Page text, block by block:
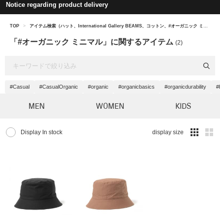
Notice regarding product delivery
TOP > アイテム検索（ハット、International Gallery BEAMS、コットン、#オーガニック ミニマル）
「#オーガニック ミニマル」に関するアイテム (2)
#Casual #CasualOrganic #organic #organicbasics #organicdurability
MEN WOMEN KIDS
Display In stock display size